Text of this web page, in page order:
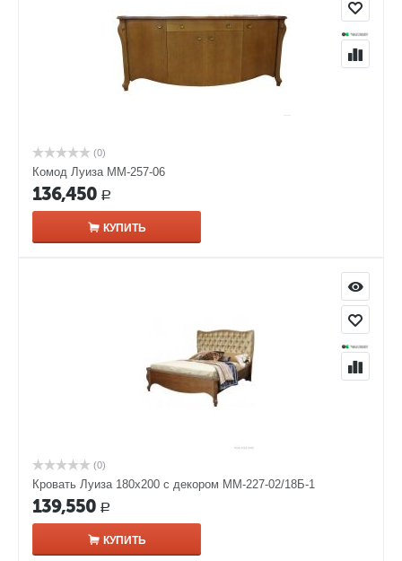
(0)
Комод Луиза ММ-257-06
136,450 Р
КУПИТЬ
(0)
Кровать Луиза 180х200 с декором ММ-227-02/18Б-1
139,550 Р
КУПИТЬ